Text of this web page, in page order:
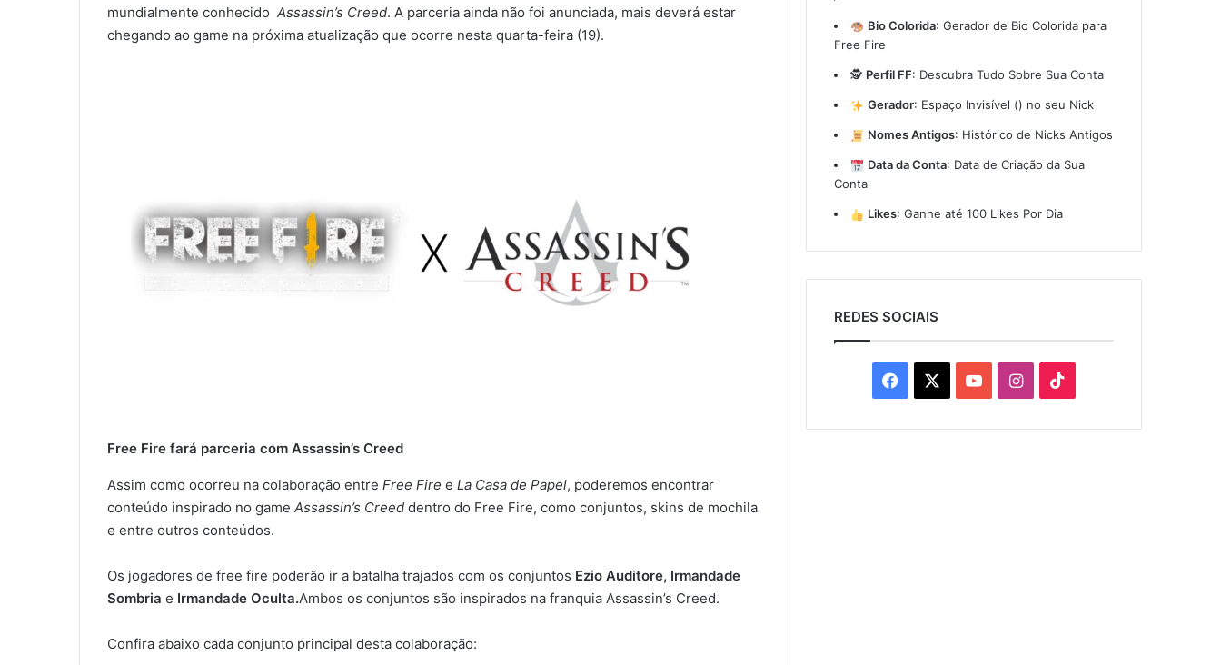
mundialmente conhecido Assassin’s Creed. A parceria ainda não foi anunciada, mais deverá estar
chegando ao game na próxima atualização que ocorre nesta quarta-feira (19).
Free Fire fará parceria com Assassin’s Creed
Assim como ocorreu na colaboração entre Free Fire e La Casa de Papel, poderemos encontrar
conteúdo inspirado no game Assassin’s Creed dentro do Free Fire, como conjuntos, skins de mochila
e entre outros conteúdos.
Os jogadores de free fire poderão ir a batalha trajados com os conjuntos Ezio Auditore, Irmandade
Sombria e Irmandade Oculta.Ambos os conjuntos são inspirados na franquia Assassin’s Creed.
Confira abaixo cada conjunto principal desta colaboração:
Bio Colorida: Gerador de Bio Colorida para
Free Fire
🕵️ Perfil FF: Descubra Tudo Sobre Sua Conta
Gerador: Espaço Invisível (ㅤ) no seu Nick
Nomes Antigos: Histórico de Nicks Antigos
Data da Conta: Data de Criação da Sua
Conta
Likes: Ganhe até 100 Likes Por Dia
REDES SOCIAIS
Facebook YouTubeInstagram